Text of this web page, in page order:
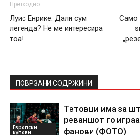
Претходно
Луис Енрике: Дали сум
легенда? Не ме интересира
тоа!
Само
ПОВРЗАНИ СОДРЖИНИ
Европски
купови
Тетовци има за
реваншот го
фанови (ФОТО)